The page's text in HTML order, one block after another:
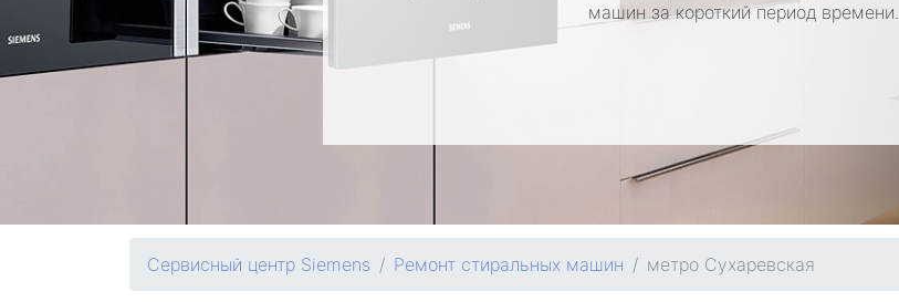
машин за короткий период времени.
Сервисный центр Siemens Ремонт стиральных машин метро Сухаревская